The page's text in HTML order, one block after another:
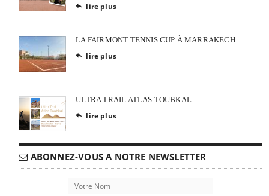
 lire plus
LA FAIRMONT TENNIS CUP À MARRAKECH
 lire plus
ULTRA TRAIL ATLAS TOUBKAL
 lire plus
ABONNEZ-VOUS A NOTRE NEWSLETTER